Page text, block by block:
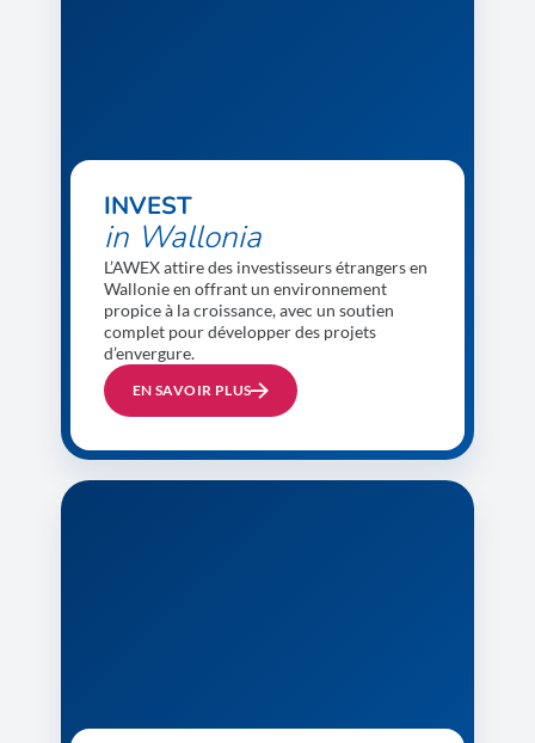
INVEST
in Wallonia
L’AWEX attire des investisseurs étrangers en
Wallonie en offrant un environnement
propice à la croissance, avec un soutien
complet pour développer des projets
d’envergure.
EN SAVOIR PLUS